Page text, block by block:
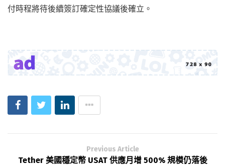
付時程將待後續簽訂確定性協議後確立。
Previous Article
Tether 美國穩定幣 USAT 供應月增 500% 規模仍落後